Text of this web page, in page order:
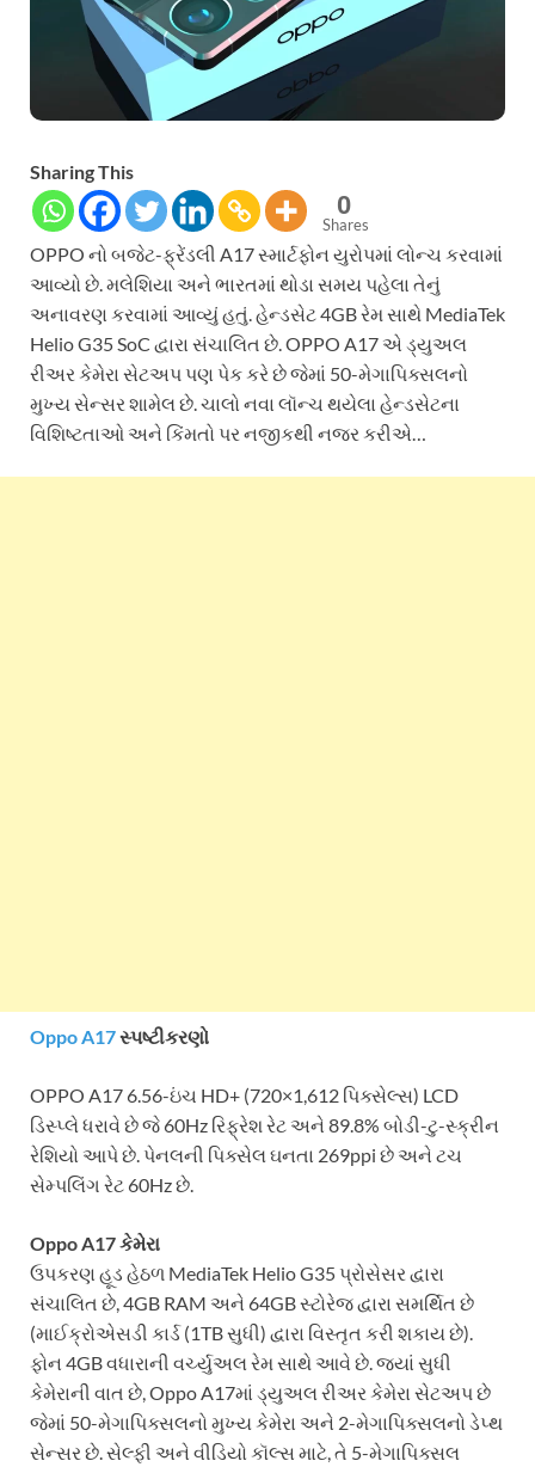
Sharing This
0
Shares
OPPO નો બજેટ-ફ્રેંડલી A17 સ્માર્ટફોન યુરોપમાં લોન્ચ કરવામાં
આવ્યો છે. મલેશિયા અને ભારતમાં થોડા સમય પહેલા તેનું
અનાવરણ કરવામાં આવ્યું હતું. હેન્ડસેટ 4GB રેમ સાથે MediaTek
Helio G35 SoC દ્વારા સંચાલિત છે. OPPO A17 એ ડ્યુઅલ
રીઅર કેમેરા સેટઅપ પણ પેક કરે છે જેમાં 50-મેગાપિક્સલનો
મુખ્ય સેન્સર શામેલ છે. ચાલો નવા લૉન્ચ થયેલા હેન્ડસેટના
વિશિષ્ટતાઓ અને કિંમતો પર નજીકથી નજર કરીએ…
Oppo A17સ્પષ્ટીકરણો
OPPO A17 6.56-ઇંચ HD+ (720×1,612 પિક્સેલ્સ) LCD
ડિસ્પ્લે ધરાવે છે જે 60Hz રિફ્રેશ રેટ અને 89.8% બોડી-ટુ-સ્ક્રીન
રેશિયો આપે છે. પેનલની પિક્સેલ ઘનતા 269ppi છે અને ટચ
સેમ્પલિંગ રેટ 60Hz છે.
Oppo A17 કેમેરા
ઉપકરણ હૂડ હેઠળ MediaTek Helio G35 પ્રોસેસર દ્વારા
સંચાલિત છે, 4GB RAM અને 64GB સ્ટોરેજ દ્વારા સમર્થિત છે
(માઈક્રોએસડી કાર્ડ (1TB સુધી) દ્વારા વિસ્તૃત કરી શકાય છે).
ફોન 4GB વધારાની વર્ચ્યુઅલ રેમ સાથે આવે છે. જ્યાં સુધી
કેમેરાની વાત છે, Oppo A17માં ડ્યુઅલ રીઅર કેમેરા સેટઅપ છે
જેમાં 50-મેગાપિક્સલનો મુખ્ય કેમેરા અને 2-મેગાપિક્સલનો ડેપ્થ
સેન્સર છે. સેલ્ફી અને વીડિયો કૉલ્સ માટે, તે 5-મેગાપિક્સલ